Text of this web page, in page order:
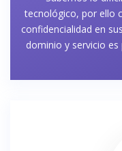
tecnológico, por ello
confidencialidad en
dominio y servicio